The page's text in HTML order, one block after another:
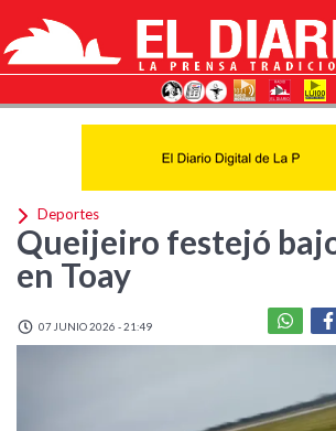
Deportes
Queijeiro festejó
en Toay
07 JUNIO 2026 - 21:49